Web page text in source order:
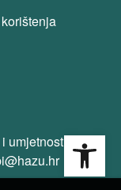
umjetnosti. Sva